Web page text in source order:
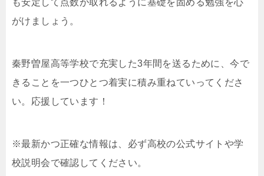
も安定して点数が取れるように基礎を固める勉強を心
がけましょう。
秦野曽屋高等学校で充実した3年間を送るために、今で
きることを一つひとつ着実に積み重ねていってくださ
い。応援しています！
※最新かつ正確な情報は、必ず高校の公式サイトや学
校説明会で確認してください。